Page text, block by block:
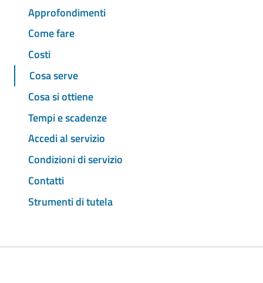
Approfondimenti
Come fare
Costi
Cosa serve
Cosa si ottiene
Tempi e scadenze
Accedi al servizio
Condizioni di servizio
Contatti
Strumenti di tutela